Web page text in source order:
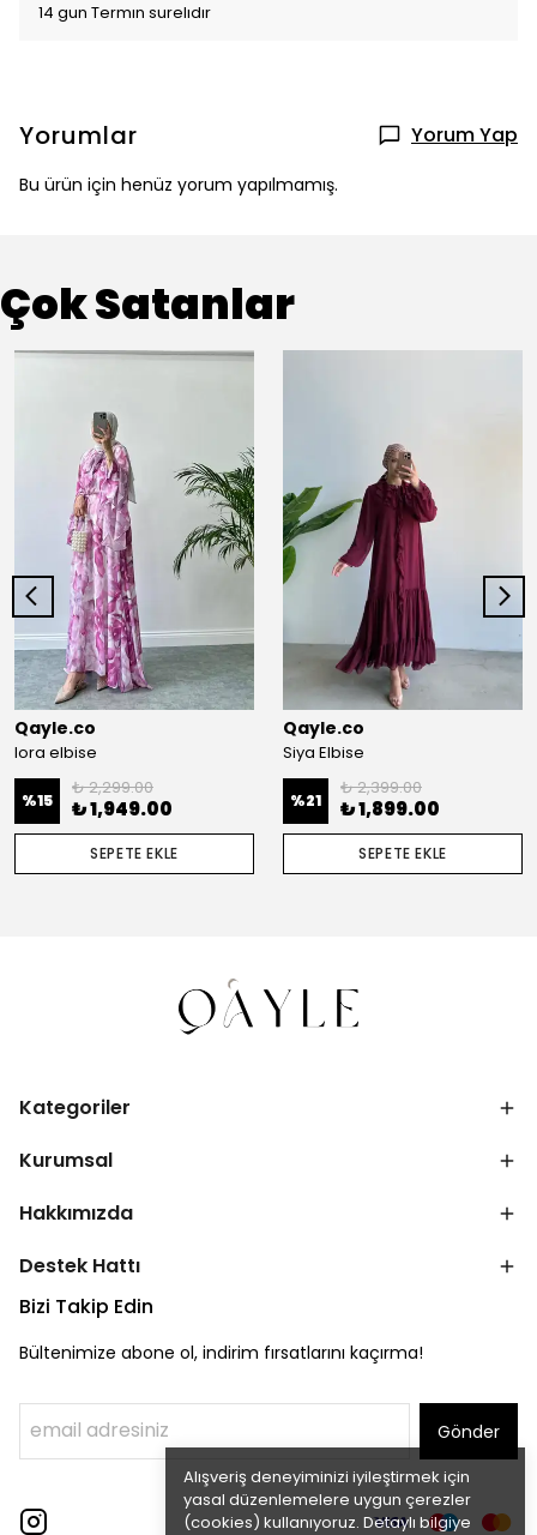
Alışveriş deneyiminizi iyileştirmek için
yasal düzenlemelere uygun çerezler
(cookies) kullanıyoruz. Detaylı bilgiye
14 gun Termın surelıdır
Yorumlar Yorum Yap
Bu ürün için henüz yorum yapılmamış.
Çok Satanlar
Qayle.co
lora elbise
%15
₺ 2,299.00
₺ 1,949.00
SEPETE EKLE
Qayle.co
Siya Elbise
%21
₺ 2,399.00
₺ 1,899.00
SEPETE EKLE
Kategoriler
Kurumsal
Hakkımızda
Destek Hattı
Bizi Takip Edin
Bültenimize abone ol, indirim fırsatlarını kaçırma!
Gönder